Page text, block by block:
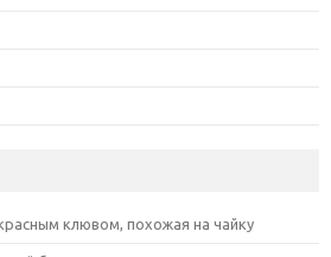
клювом, похожая на чайку